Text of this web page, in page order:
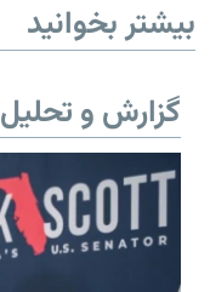
بیشتر بخوانید
گزارش و تحلیل